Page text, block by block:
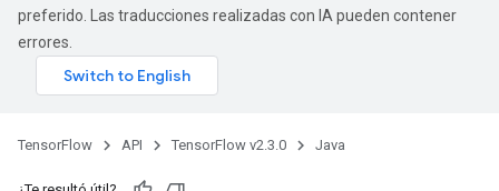
preferido. Las traducciones realizadas con IA pueden contener
errores.
TensorFlow API TensorFlow v2.3.0 Java